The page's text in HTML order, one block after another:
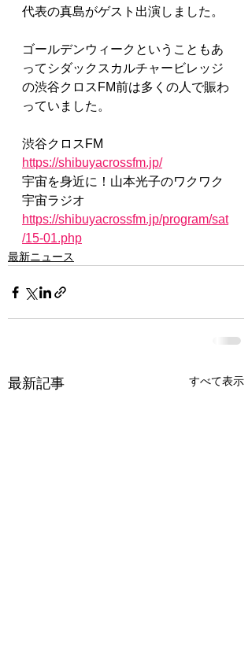
代表の真島がゲスト出演しました。
ゴールデンウィークということもあ
ってシダックスカルチャービレッジ
の渋谷クロスFM前は多くの人で賑わ
っていました。
渋谷クロスFM
https://shibuyacrossfm.jp/
宇宙を身近に！山本光子のワクワク
宇宙ラジオ
https://shibuyacrossfm.jp/program/sat
/15-01.php
最新ニュース
最新記事 すべて表示